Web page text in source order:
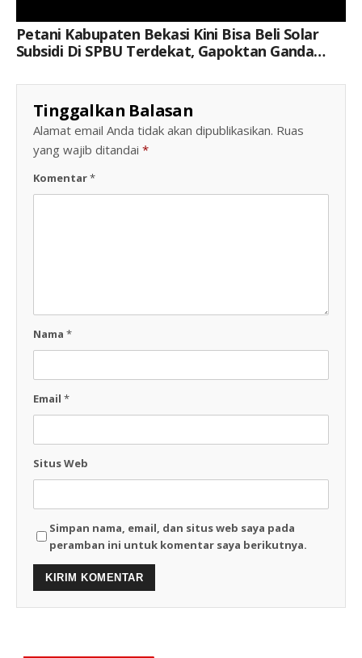
Petani Kabupaten Bekasi Kini Bisa Beli Solar
Subsidi Di SPBU Terdekat, Gapoktan Ganda
Tinggalkan Balasan
Alamat email Anda tidak akan dipublikasikan. Ruas
yang wajib ditandai *
Komentar*
Nama *
Email *
Situs Web
Simpan nama, email, dan situs web saya pada
peramban ini untuk komentar saya berikutnya.